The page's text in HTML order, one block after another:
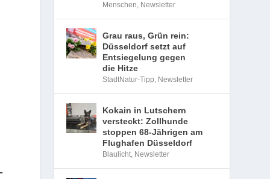
Menschen, Newsletter
Grau raus, Grün rein:
Düsseldorf setzt auf
Entsiegelung gegen
die Hitze
StadtNatur-Tipp, Newsletter
Kokain in Lutschern
versteckt: Zollhunde
stoppen 68-Jährigen am
Flughafen Düsseldorf
Blaulicht, Newsletter